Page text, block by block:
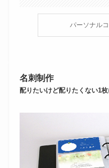
パーソナル
名刺制作
配りたいけど配りたくない1枚